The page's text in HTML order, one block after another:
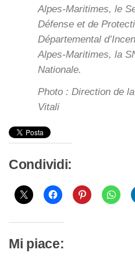
Alpes-Maritimes, le
Défense et de
Départemental
Alpes-Maritimes, la
Nationale.
Photo : Direction de
Vitali
Condividi:
Mi piace: